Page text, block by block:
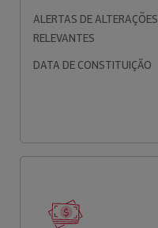
ALERTAS DE ALTERAÇÕES
RELEVANTES
DATA DE CONSTITUIÇÃO